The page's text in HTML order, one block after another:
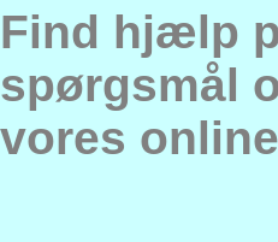
Find hjælp
spørgsmål
vores